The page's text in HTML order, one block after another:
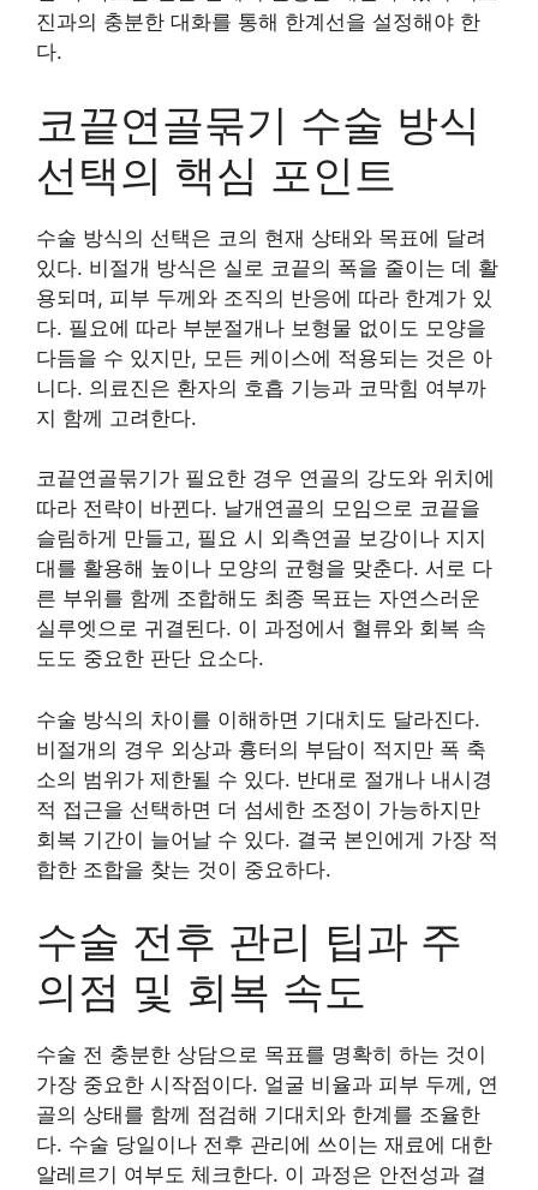
진과의 충분한 대화를 통해 한계선을 설정해야 한
다.
코끝연골묶기 수술 방식
선택의 핵심 포인트
수술 방식의 선택은 코의 현재 상태와 목표에 달려
있다. 비절개 방식은 실로 코끝의 폭을 줄이는 데 활
용되며, 피부 두께와 조직의 반응에 따라 한계가 있
다. 필요에 따라 부분절개나 보형물 없이도 모양을
다듬을 수 있지만, 모든 케이스에 적용되는 것은 아
니다. 의료진은 환자의 호흡 기능과 코막힘 여부까
지 함께 고려한다.
코끝연골묶기가 필요한 경우 연골의 강도와 위치에
따라 전략이 바뀐다. 날개연골의 모임으로 코끝을
슬림하게 만들고, 필요 시 외측연골 보강이나 지지
대를 활용해 높이나 모양의 균형을 맞춘다. 서로 다
른 부위를 함께 조합해도 최종 목표는 자연스러운
실루엣으로 귀결된다. 이 과정에서 혈류와 회복 속
도도 중요한 판단 요소다.
수술 방식의 차이를 이해하면 기대치도 달라진다.
비절개의 경우 외상과 흉터의 부담이 적지만 폭 축
소의 범위가 제한될 수 있다. 반대로 절개나 내시경
적 접근을 선택하면 더 섬세한 조정이 가능하지만
회복 기간이 늘어날 수 있다. 결국 본인에게 가장 적
합한 조합을 찾는 것이 중요하다.
수술 전후 관리 팁과 주
의점 및 회복 속도
수술 전 충분한 상담으로 목표를 명확히 하는 것이
가장 중요한 시작점이다. 얼굴 비율과 피부 두께, 연
골의 상태를 함께 점검해 기대치와 한계를 조율한
다. 수술 당일이나 전후 관리에 쓰이는 재료에 대한
알레르기 여부도 체크한다. 이 과정은 안전성과 결